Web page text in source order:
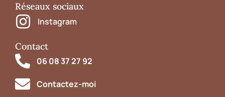
Réseaux sociaux
Instagram
Contact
06 08 37 27 92
Contactez-moi